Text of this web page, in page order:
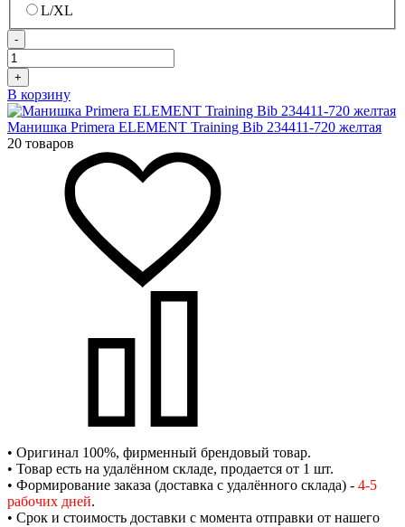
L/XL
-
+
В корзину
Манишка Primera ELEMENT Training Bib 234411-720 желтая
20 товаров
• Оригинал 100%, фирменный брендовый товар.
• Товар есть на удалённом складе, продается от 1 шт.
• Формирование заказа (доставка с удалённого склада) - 4-5
рабочих дней.
• Срок и стоимость доставки с момента отправки от нашего